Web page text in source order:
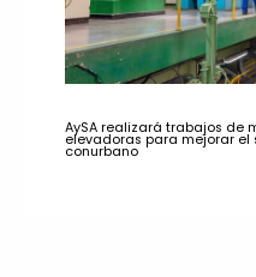
AySA realizará trabajos de
elevadoras para mejorar el
conurbano